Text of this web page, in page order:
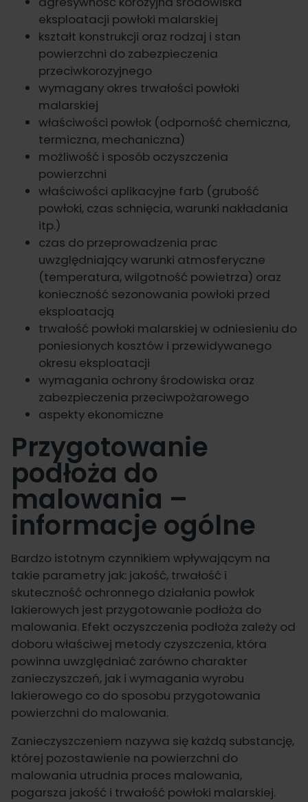
eksploatacji powłoki malarskiej
kształt konstrukcji oraz rodzaj i stan
powierzchni do zabezpieczenia
przeciwkorozyjnego
wymagany okres trwałości powłoki
malarskiej
właściwości powłok (odporność chemiczna,
termiczna, mechaniczna)
możliwość i sposób oczyszczenia
powierzchni
właściwości aplikacyjne farb (grubość
powłoki, czas schnięcia, warunki nakładania
itp.)
czas do przeprowadzenia prac
uwzględniający warunki atmosferyczne
(temperatura, wilgotność powietrza) oraz
konieczność sezonowania powłoki przed
eksploatacją
trwałość powłoki malarskiej w odniesieniu do
poniesionych kosztów i przewidywanego
okresu eksploatacji
wymagania ochrony środowiska oraz
zabezpieczenia przeciwpożarowego
aspekty ekonomiczne
Przygotowanie
podłoża do
malowania –
informacje ogólne
Bardzo istotnym czynnikiem wpływającym na
takie parametry jak: jakość, trwałość i
skuteczność ochronnego działania powłok
lakierowych jest przygotowanie podłoża do
malowania. Efekt oczyszczenia podłoża zależy od
doboru właściwej metody czyszczenia, która
powinna uwzględniać zarówno charakter
zanieczyszczeń, jak i wymagania wyrobu
lakierowego co do sposobu przygotowania
powierzchni do malowania.
Zanieczyszczeniem nazywa się każdą substancję,
której pozostawienie na powierzchni do
malowania utrudnia proces malowania,
pogarsza jakość i trwałość powłoki malarskiej.